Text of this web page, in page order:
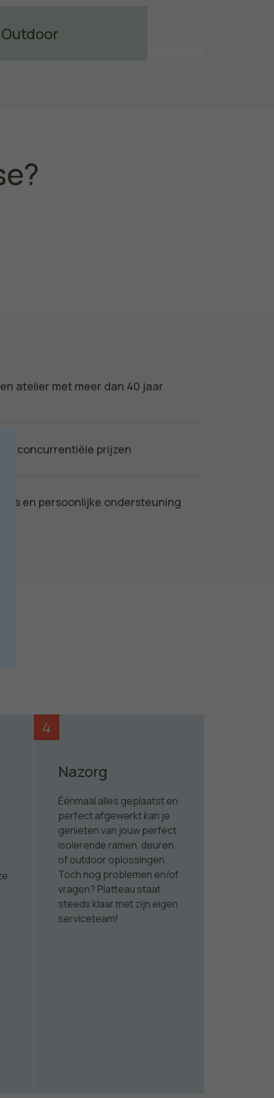
Outdoor
atelier met meer dan 40 jaar
concurrentiële prijzen
en persoonlijke ondersteuning
4
Nazorg
Éénmaal alles geplaatst en
perfect afgewerkt kan je
genieten van jouw perfect
isolerende ramen, deuren
of outdoor oplossingen.
Toch nog problemen en/of
vragen? Platteau staat
steeds klaar met zijn eigen
serviceteam!